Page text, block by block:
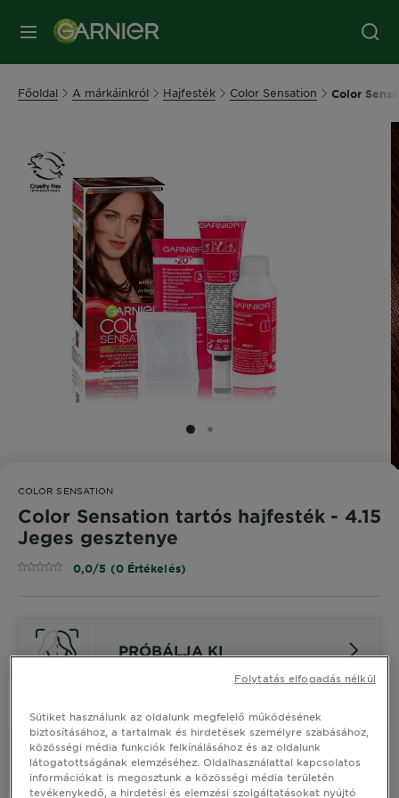
MENÜ
Főoldal A márkáinkról Hajfesték Color Sensation Color
SLIDE 1
SLIDE 2
COLOR SENSATION
Color Sensation tartós hajfesték - 4.15
Jeges gesztenye
0,0/5 (0 Értékelés)
PRÓBÁLJA KI
Hasonló Árnyalatok Megtekintése
Color Sensation tartós hajfesték -
4.15 Jeges gesztenye
Sütiket használunk az oldalunk megfelelő működésének
biztosításához, a tartalmak és hirdetések személyre szabásához,
közösségi média funkciók felkínálásához és az oldalunk
látogatottságának elemzéséhez. Oldalhasználattal kapcsolatos
információkat is megosztunk a közösségi média területén
tevékenykedő, a hirdetési és elemzési szolgáltatásokat nyújtó
Folytatás elfogadás nélkül